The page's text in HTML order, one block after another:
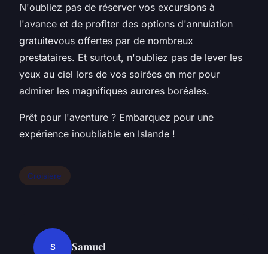
N'oubliez pas de réserver vos excursions à
l'avance et de profiter des options d'annulation
gratuitevous offertes par de nombreux
prestataires. Et surtout, n'oubliez pas de lever les
yeux au ciel lors de vos soirées en mer pour
admirer les magnifiques aurores boréales.
Prêt pour l'aventure ? Embarquez pour une
expérience inoubliable en Islande !
Croisière
S Samuel